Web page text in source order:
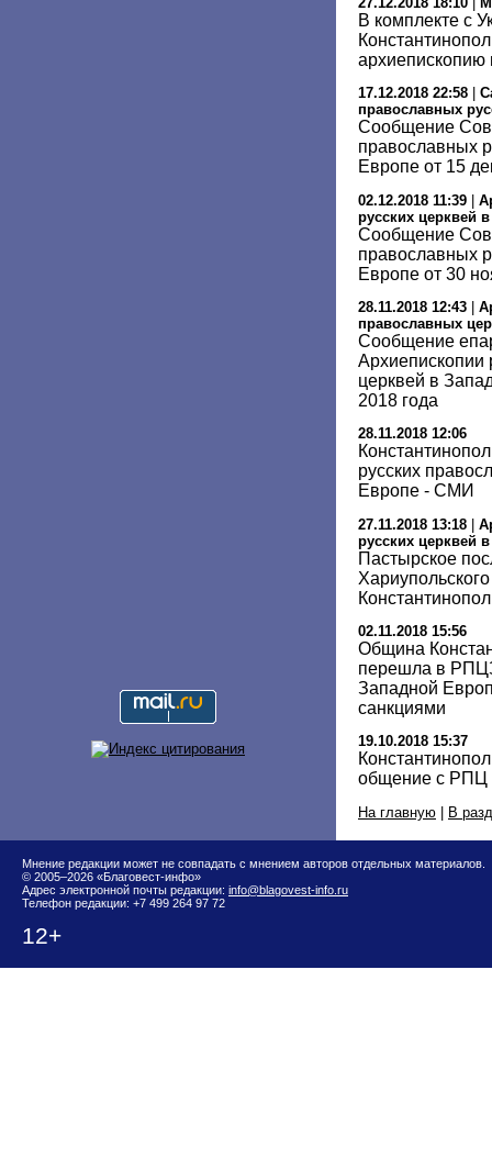
В комплекте с
17.12.2018 22:58
православных
Сообщение
православных
Европе от 15
02.12.2018 11:39 |
русских церквей
Сообщение
православных
Европе от 30
28.11.2018 12:43
православных
Сообщение
Архиепископии
церквей в
2018 года
28.11.2018 12:06
русских
Европе - СМИ
27.11.2018 13:18 |
русских церквей
Пастырское
02.11.2018 15:56
Община
перешла в
Западной
санкциями
19.10.2018 15:37
общение с РПЦ
На главную | В
Мнение редакции может не совпадать с мнением авторов отдельных материалов.
© 2005–2026 «Благовест-инфо»
Адрес электронной почты редакции: info@blagovest-info.ru
Телефон редакции: +7 499 264 97 72
12+